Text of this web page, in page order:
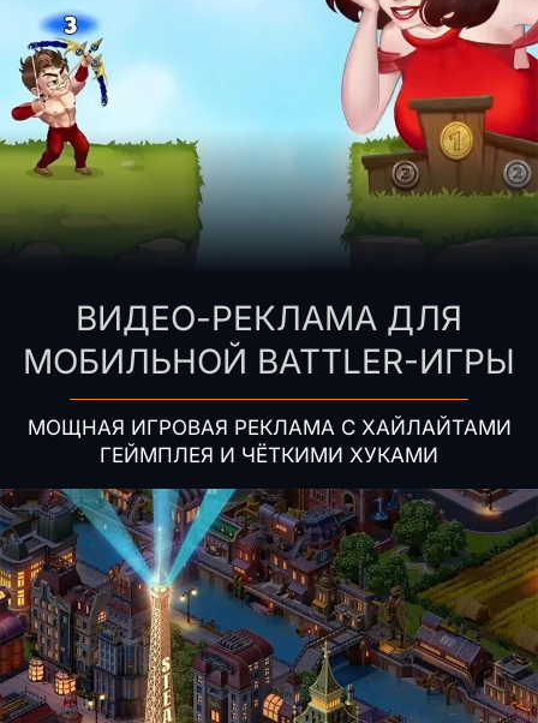
ВИДЕО-РЕКЛАМА ДЛЯ
МОБИЛЬНОЙ BATTLER-ИГРЫ
МОЩНАЯ ИГРОВАЯ РЕКЛАМА С ХАЙЛАЙТАМИ
ГЕЙМПЛЕЯ И ЧЁТКИМИ ХУКАМИ